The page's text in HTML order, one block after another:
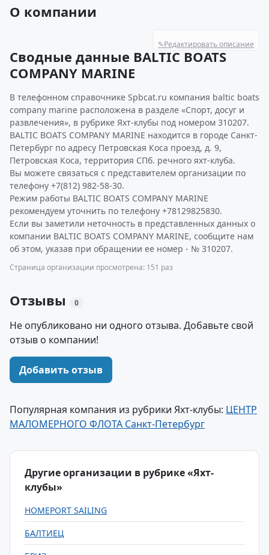
О компании
✎Редактировать описание
Сводные данные BALTIC BOATS
COMPANY MARINE
В телефонном справочнике Spbcat.ru компания baltic boats
company marine расположена в разделе «Спорт, досуг и
развлечения», в рубрике Яхт-клубы под номером 310207.
BALTIC BOATS COMPANY MARINE находится в городе Санкт-
Петербург по адресу Петровская Коса проезд, д. 9,
Петровская Коса, территория СПб. речного яхт-клуба.
Вы можете связаться с представителем организации по
телефону +7(812) 982-58-30.
Режим работы BALTIC BOATS COMPANY MARINE
рекомендуем уточнить по телефону +78129825830.
Если вы заметили неточность в представленных данных о
компании BALTIC BOATS COMPANY MARINE, сообщите нам
об этом, указав при обращении ее номер - № 310207.
Страница организации просмотрена: 151 раз
Отзывы 0
Не опубликовано ни одного отзыва. Добавьте свой
отзыв о компании!
Добавить отзыв
Популярная компания из рубрики Яхт-клубы: ЦЕНТР
МАЛОМЕРНОГО ФЛОТА Санкт-Петербург
Другие организации в рубрике «Яхт-
клубы»
HOMEPORT SAILING
БАЛТИЕЦ